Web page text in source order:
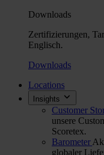
Downloads
Zertifizierungen,
Englisch.
Downloads
Locations
Insights
Customer
unsere
Scoretex.
Barometer
globaler